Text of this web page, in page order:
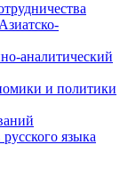
аналитический
и политики
языка